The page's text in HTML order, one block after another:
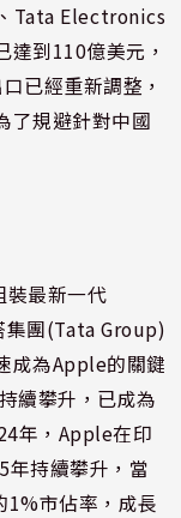
Tata Electronics
到110億美元，
已經重新調整，
了規避針對中國
裝最新一代
團(Tata Group)
成為Apple的關鍵
續攀升，已成為
年，Apple在印
年持續攀升，當
1%市佔率，成長